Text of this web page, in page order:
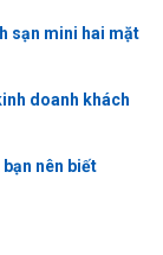
sạn mini hai mặt
doanh khách
nên biết